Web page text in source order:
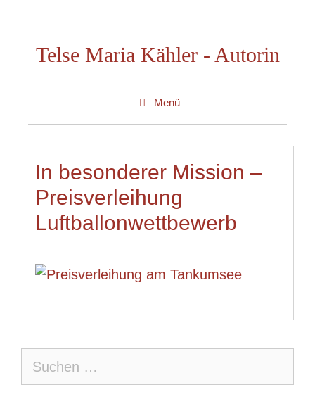
springenTelse Maria Kähler - Autorin
Menü
In besonderer Mission –
Preisverleihung
Luftballonwettbewerb
nach: